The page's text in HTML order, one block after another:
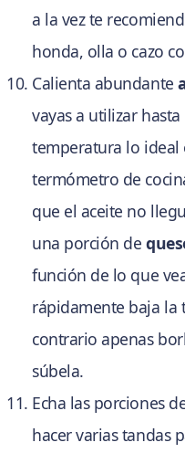
a la vez te
honda, olla o cazo
Calienta abundante
vayas a utilizar hasta
temperatura lo ideal
termómetro de
que el aceite no
una porción de
función de lo que
rápidamente baja la
contrario apenas
súbela.
Echa las porciones
hacer varias tandas